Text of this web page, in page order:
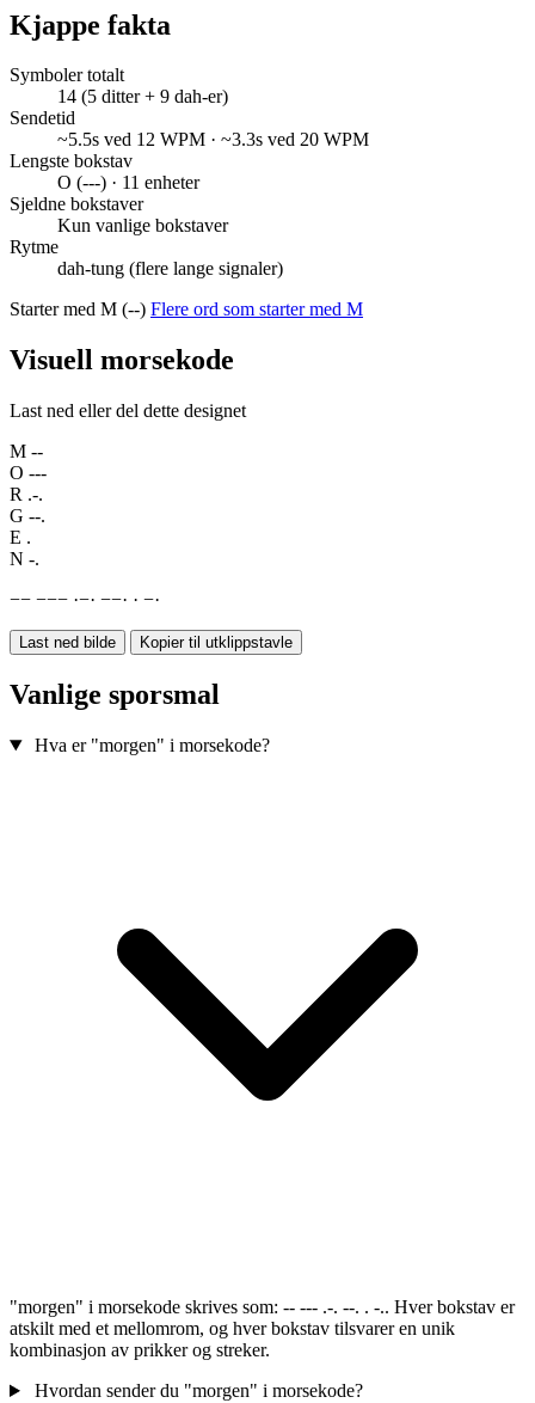
Kjappe fakta
Symboler totalt
14 (5 ditter + 9 dah-er)
Sendetid
~5.5s ved 12 WPM · ~3.3s ved 20 WPM
Lengste bokstav
O (---) · 11 enheter
Sjeldne bokstaver
Kun vanlige bokstaver
Rytme
dah-tung (flere lange signaler)
Starter med M (--) Flere ord som starter med M
Visuell morsekode
Last ned eller del dette designet
M --
O ---
R .-.
G --.
E .
N -.
−− −−− ·−· −−· · −·
Last ned bilde Kopier til utklippstavle
Vanlige sporsmal
Hva er "morgen" i morsekode?
"morgen" i morsekode skrives som: -- --- .-. --. . -.. Hver bokstav er
atskilt med et mellomrom, og hver bokstav tilsvarer en unik
kombinasjon av prikker og streker.
Hvordan sender du "morgen" i morsekode?